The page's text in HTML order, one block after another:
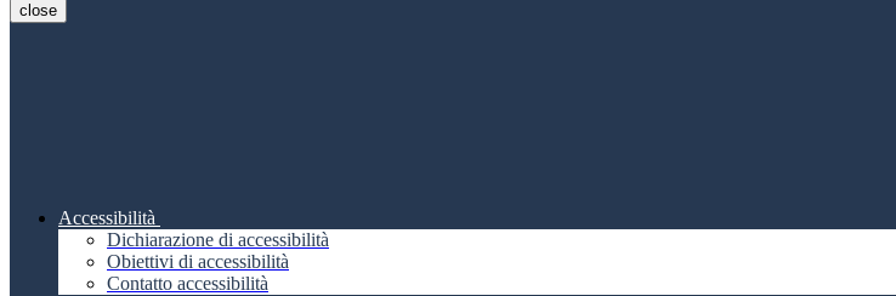
close
Accessibilità
Dichiarazione di accessibilità
Obiettivi di accessibilità
Contatto accessibilità